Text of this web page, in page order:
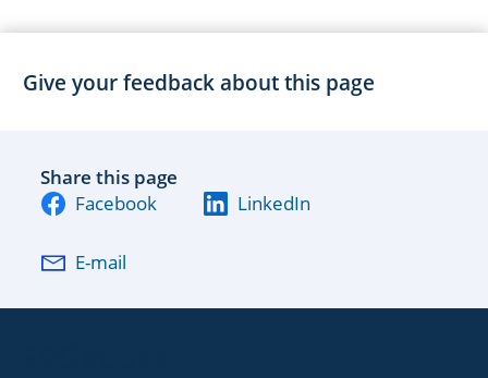
Give your feedback about this page
Share this page
Facebook
LinkedIn
E-mail